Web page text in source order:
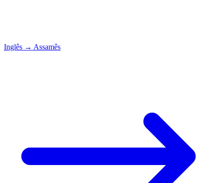
Inglês → Assamês